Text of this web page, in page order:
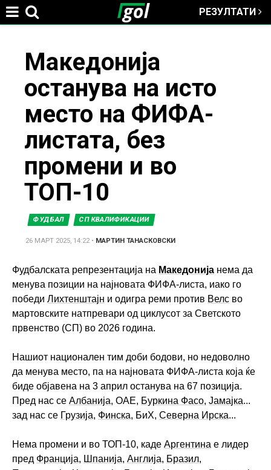
РЕЗУЛТАТИ
here
Македонија
останува на исто
место на ФИФА-
листата, без
промени и во
ТОП-10
ФУДБАЛ СП КВАЛИФИКАЦИИ
26 МАРТ 2025, 14:22• МАРТИН ТАНАСКОВСКИ
Фудбалската репрезентација на Македонија нема да
менува позиции на најновата ФИФА-листа, иако го
победи Лихтенштајн и одигра реми против Велс во
мартовските натпревари од циклусот за Светското
првенство (СП) во 2026 година.
Нашиот национален тим доби бодови, но недоволно
да менува место, па на најновата ФИФА-листа која ќе
биде објавена на 3 април останува на 67 позиција.
Пред нас се Албанија, ОАЕ, Буркина Фасо, Јамајка...
зад нас се Грузија, Финска, БиХ, Северна Ирска...
Нема промени и во ТОП-10, каде Аргентина е лидер
пред Франција, Шпанија, Англија, Бразил,